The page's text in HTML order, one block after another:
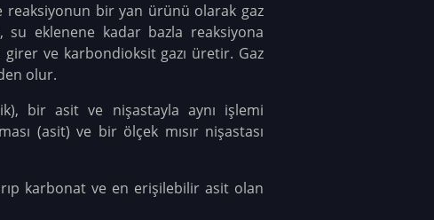
reaksiyonun bir yan ürünü olarak gaz
su eklenene kadar bazla reaksiyona
girer ve karbondioksit gazı üretir. Gaz
olur.
bir asit ve nişastayla aynı işlemi
(asit) ve bir ölçek mısır nişastası
karbonat ve en erişilebilir asit olan